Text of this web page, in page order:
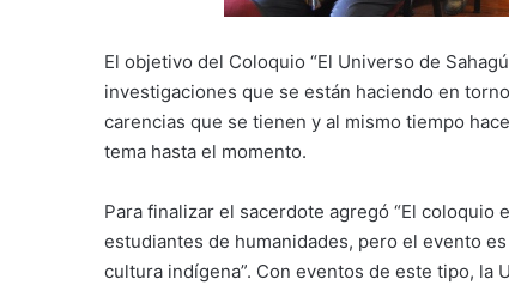
El objetivo del Coloquio “El Universo de
investigaciones que se están haciendo en
carencias que se tienen y al mismo tiempo
tema hasta el momento.
Para finalizar el sacerdote agregó “El
estudiantes de humanidades, pero el evento
cultura indígena”. Con eventos de este tipo, la